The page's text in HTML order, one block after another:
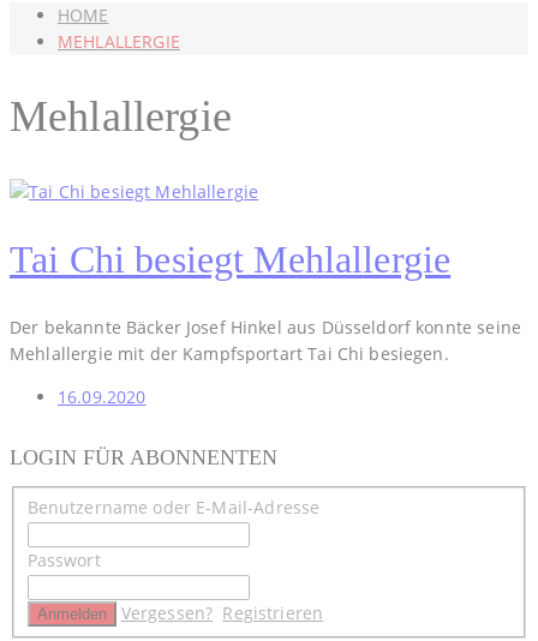
HOME
MEHLALLERGIE
Mehlallergie
Tai Chi besiegt Mehlallergie
Der bekannte Bäcker Josef Hinkel aus Düsseldorf konnte seine
Mehlallergie mit der Kampfsportart Tai Chi besiegen.
16.09.2020
LOGIN FÜR ABONNENTEN
Benutzername oder E-Mail-Adresse
Passwort
Vergessen? Registrieren